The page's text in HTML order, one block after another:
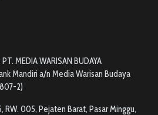
MEDIA WARISAN BUDAYA
Mandiri a/n Media Warisan Budaya
2)
RW. 005, Pejaten Barat, Pasar Minggu,